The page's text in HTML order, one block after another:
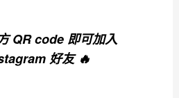
QR code 即可加入
好友 🔥